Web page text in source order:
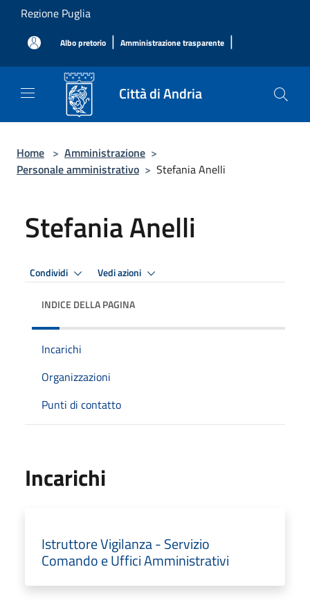
Salta al contenuto principale
Regione Puglia
Albo pretorio | Amministrazione trasparente |
Città di Andria
Home > Amministrazione >
Personale amministrativo > Stefania Anelli
Stefania Anelli
Condividi Vedi azioni
INDICE DELLA PAGINA
Incarichi
Organizzazioni
Punti di contatto
Incarichi
Istruttore Vigilanza - Servizio
Comando e Uffici Amministrativi